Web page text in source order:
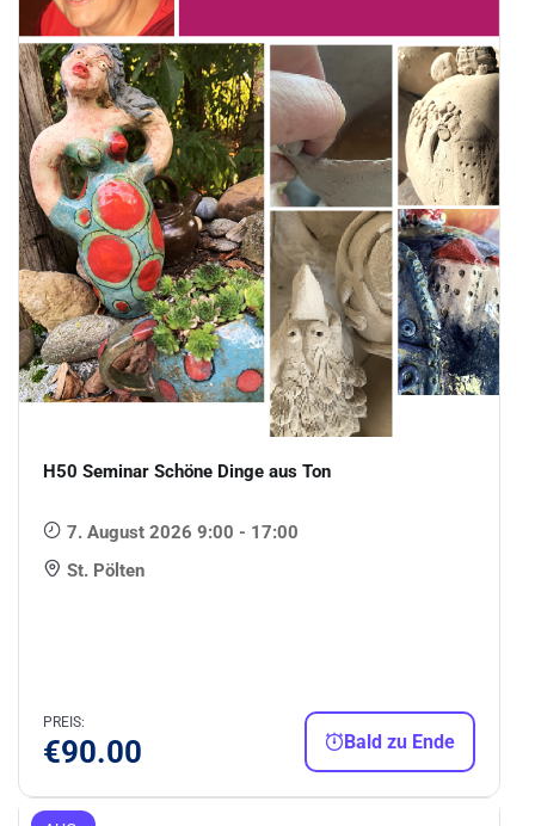
H50 Seminar Schöne Dinge aus Ton
7. August 2026 9:00 - 17:00
St. Pölten
PREIS:
€90.00 Bald zu Ende